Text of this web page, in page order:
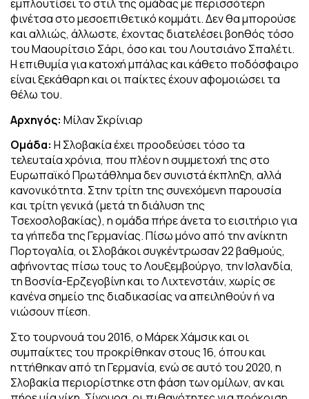
εμπλουτίσει το στιλ της ομάδας με περισσότερη
φινέτσα στο μεσοεπιθετικό κομμάτι. Δεν θα μπορούσε
και αλλιώς, άλλωστε, έχοντας διατελέσει βοηθός τόσο
του Μαουρίτσιο Σάρι, όσο και του Λουτσιάνο Σπαλέτι.
Η επιθυμία για κατοχή μπάλας και κάθετο ποδόσφαιρο
είναι ξεκάθαρη και οι παίκτες έχουν αφομοιώσει τα
θέλω του.
Αρχηγός: Μίλαν Σκρίνιαρ
Ομάδα: Η Σλοβακία έχει προοδεύσει τόσο τα
τελευταία χρόνια, που πλέον η συμμετοχή της στο
Ευρωπαϊκό Πρωτάθλημα δεν συνιστά έκπληξη, αλλά
κανονικότητα. Στην τρίτη της συνεχόμενη παρουσία
και τρίτη γενικά (μετά τη διάλυση της
Τσεχοσλοβακίας), η ομάδα πήρε άνετα το εισιτήριο για
τα γήπεδα της Γερμανίας. Πίσω μόνο από την ανίκητη
Πορτογαλία, οι Σλοβάκοι συγκέντρωσαν 22 βαθμούς,
αφήνοντας πίσω τους το Λουξεμβούργο, την Ισλανδία,
τη Βοσνία-Ερζεγοβίνη και το Λιχτενστάιν, χωρίς σε
κανένα σημείο της διαδικασίας να απειληθούν ή να
νιώσουν πίεση.
Στο τουρνουά του 2016, ο Μάρεκ Χάμσικ και οι
συμπαίκτες του προκρίθηκαν στους 16, όπου και
ηττήθηκαν από τη Γερμανία, ενώ σε αυτό του 2020, η
Σλοβακία περιορίστηκε στη φάση των ομίλων, αν και